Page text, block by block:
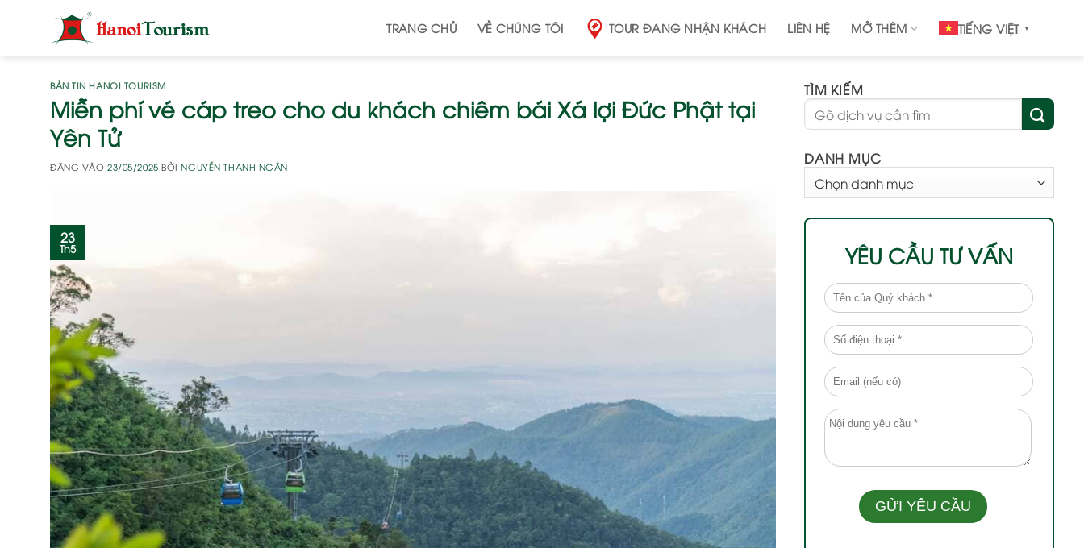
TRANG CHỦ VỀ CHÚNG TÔI TOUR ĐANG NHẬN KHÁCH LIÊN HỆ MỞ THÊM TIẾNG VIỆT ▼
BẢN TIN HANOI TOURISM
Miễn phí vé cáp treo cho du khách chiêm bái Xá lợi Đức Phật tại
Yên Tử
ĐĂNG VÀO23/05/2025 BỞINGUYỄN THANH NGÂN
23
Th5
TÌM KIẾM
DANH MỤC
MỤC
YÊU CẦU TƯ VẤN